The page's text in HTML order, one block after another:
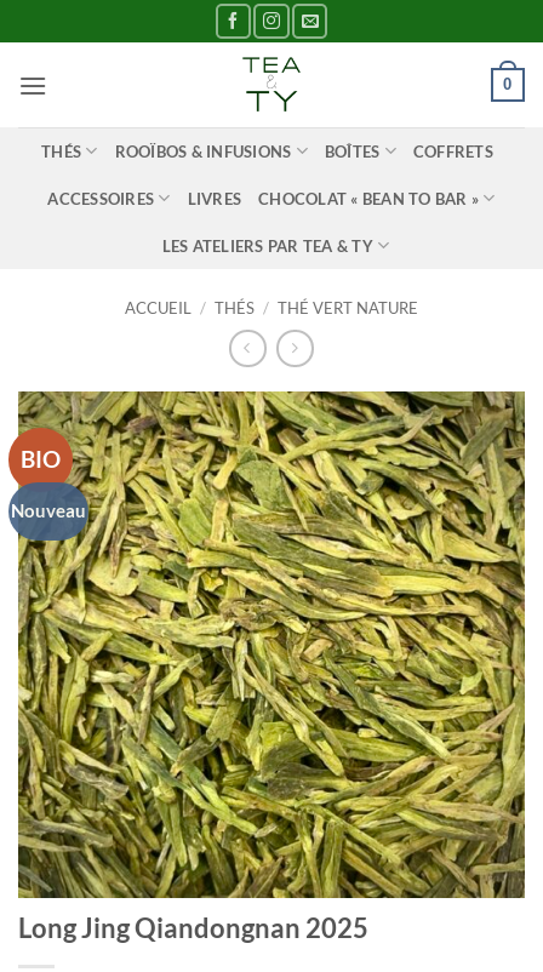
au
contenu
0
THÉS ROOÏBOS & INFUSIONS BOÎTES COFFRETS
ACCESSOIRES LIVRES CHOCOLAT « BEAN TO BAR »
LES ATELIERS PAR TEA & TY
ACCUEIL / THÉS / THÉ VERT NATURE
BIO
Nouveau
Long Jing Qiandongnan 2025